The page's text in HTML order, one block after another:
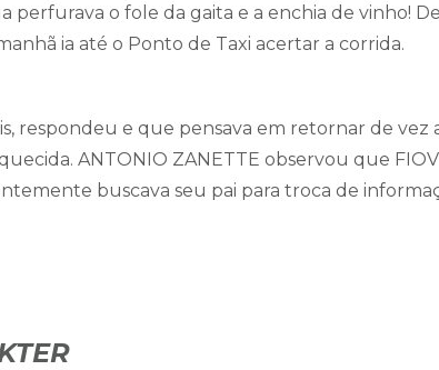
perfurava o fole da gaita e a enchia de vinho!
ia até o Ponto de Taxi acertar a corrida.
respondeu e que pensava em retornar de vez
ANTONIO ZANETTE observou que
buscava seu pai para troca de